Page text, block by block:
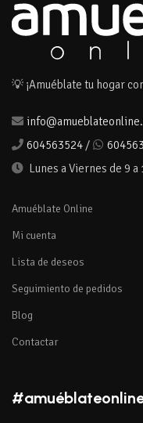
💡 ¡Amuéblate tu hogar
604563524 /
Lunes a Viernes de 9 a
Amuéblate Online
Mi cuenta
Lista de deseos
Seguimiento de pedidos
Blog
Contactar